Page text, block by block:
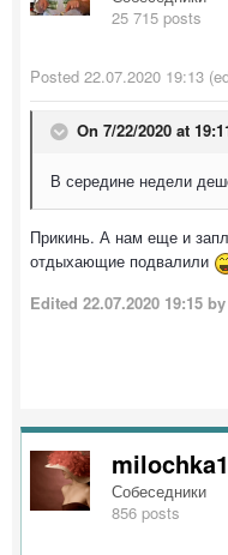
25 715 posts
Posted 22.07.2020 19:13
On 7/22/2020 at
В середине недели
Прикинь. А нам еще и
отдыхающие подвалили
Edited 22.07.2020 19:15
Собеседники
856 posts